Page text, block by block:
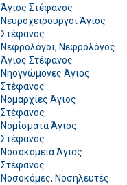
Άγιος Στέφανος
Νευροχειρουργοί Άγιος
Στέφανος
Νεφρολόγοι, Νεφρολόγος
Άγιος Στέφανος
Νηογνώμονες Άγιος
Στέφανος
Νομαρχίες Άγιος
Στέφανος
Νομίσματα Άγιος
Στέφανος
Νοσοκομεία Άγιος
Στέφανος
Νοσοκόμες, Νοσηλευτές